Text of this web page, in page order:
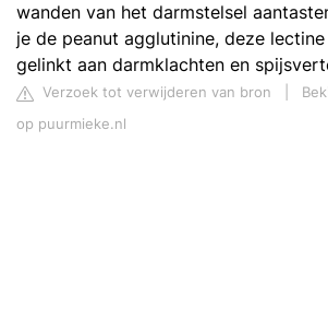
wanden van het darmstelsel
je de peanut agglutinine, deze
gelinkt aan darmklachten en
Verzoek tot verwijderen van bron
op puurmieke.nl